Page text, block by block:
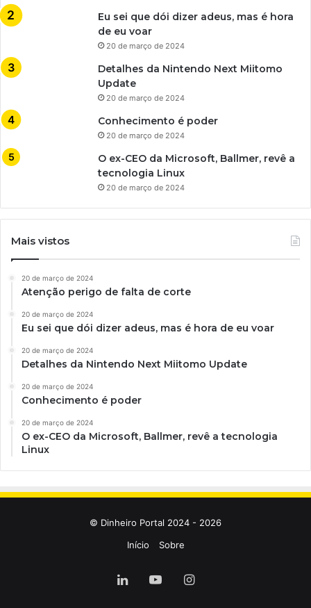
Eu sei que dói dizer adeus, mas é hora
de eu voar
20 de março de 2024
Detalhes da Nintendo Next Miitomo
Update
20 de março de 2024
Conhecimento é poder
20 de março de 2024
O ex-CEO da Microsoft, Ballmer, revê a
tecnologia Linux
20 de março de 2024
Mais vistos
20 de março de 2024
Atenção perigo de falta de corte
20 de março de 2024
Eu sei que dói dizer adeus, mas é hora de eu voar
20 de março de 2024
Detalhes da Nintendo Next Miitomo Update
20 de março de 2024
Conhecimento é poder
20 de março de 2024
O ex-CEO da Microsoft, Ballmer, revê a tecnologia
Linux
© Dinheiro Portal 2024 - 2026
Início
Sobre
LinkedinYouTubeInstagram